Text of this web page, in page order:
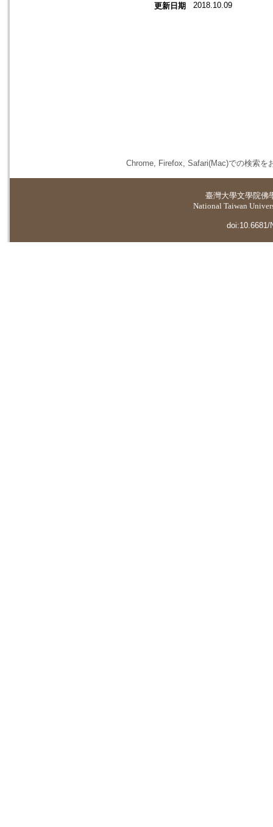
更新日期 2018.10.09
Chrome, Firefox, Safari(Mac)での検索を
臺灣大學文學院佛
National Taiwan
doi:10.6681/